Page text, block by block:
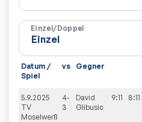
Einzel/Doppel
Datum /
Spiel
vs Gegner
5.9.2025
TV
Moselweiß
4-
3
David
Glibusic
9:11 8:11